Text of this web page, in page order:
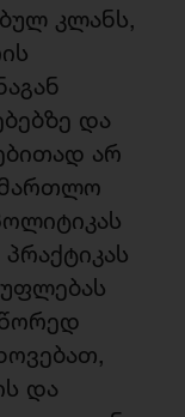
კლანს,
და
არ
და